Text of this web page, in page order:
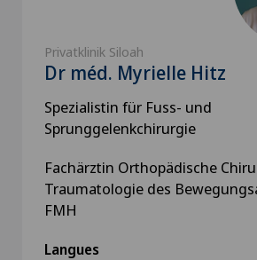
Privatklinik Siloah
Dr méd. Myrielle Hitz
Spezialistin für Fuss- und
Sprunggelenkchirurgie
Fachärztin Orthopädische
Traumatologie des
FMH
Langues